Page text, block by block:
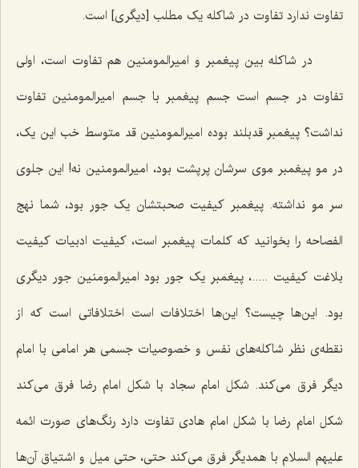
تفاوت ندارد تفاوت در شاکله یک مطلب [دیگری‌] است.
در شاکله بین پیغمبر و امیرالمومنین هم تفاوت است، اولی
تفاوت در جسم است جسم پیغمبر با جسم امیرالمومنین تفاوت
نداشت؟ پیغمبر قدبلند بوده امیرالمومنین قد متوسط خب این یک،
در مو پیغمبر موی سرشان پرپشت بود، امیرالمومنین نه! این جلوی
سر مو نداشته. پیغمبر کیفیت صحبتشان یک جور بود، شما نهج
الفصاحه را بخوانید که کلمات پیغمبر است، کیفیت ادبیات کیفیت
بلاغت کیفیت .....، پیغمبر یک جور بود امیرالمومنین جور دیگری
بود. این‌ها چیست؟ این‌ها اختلافات است اختلافاتی است که از
نقطه‌ی نظر شاکله‌های نفس و خصوصیات جسمی هر امامی با امام
دیگر فرق می‌کند. شکل امام سجاد با شکل امام رضا فرق می‌کند
شکل امام رضا با شکل امام هادی تفاوت دارد رنگ‌های صورت ائمه
علیهم السلام با همدیگر فرق می‌کند حتی، حتی میل و اشتیاق آن‌ها